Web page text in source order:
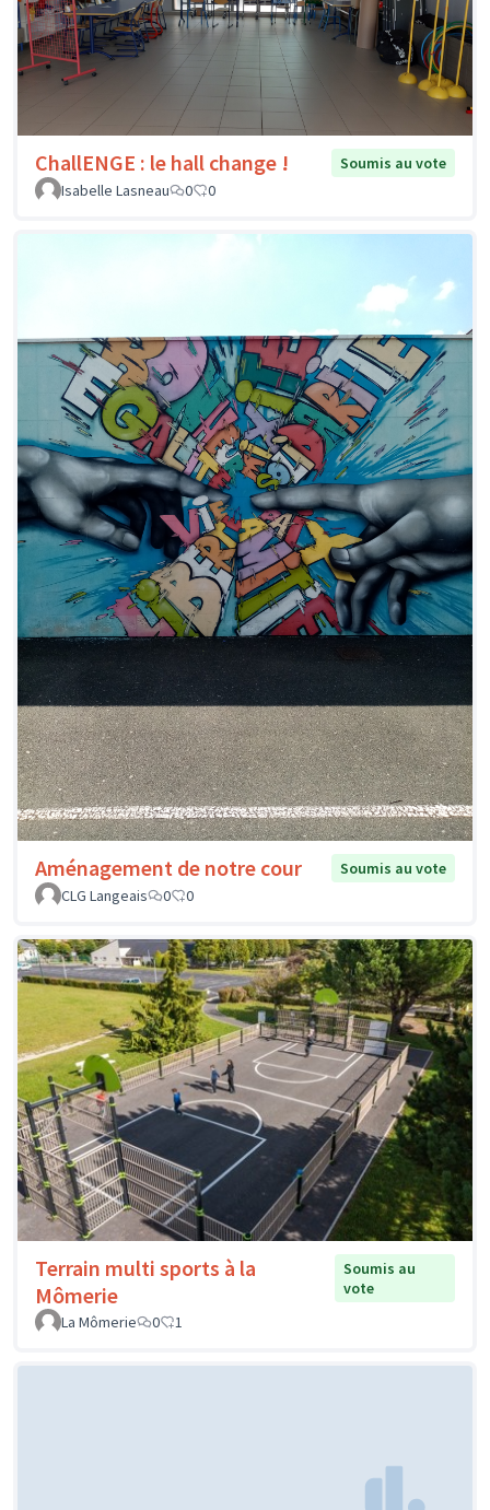
ChallENGE : le hall change !
Soumis au vote
Isabelle Lasneau
0 0
Aménagement de notre cour
Soumis au vote
CLG Langeais
0 0
Terrain multi sports à la
Mômerie
Soumis au
vote
La Mômerie
0 1